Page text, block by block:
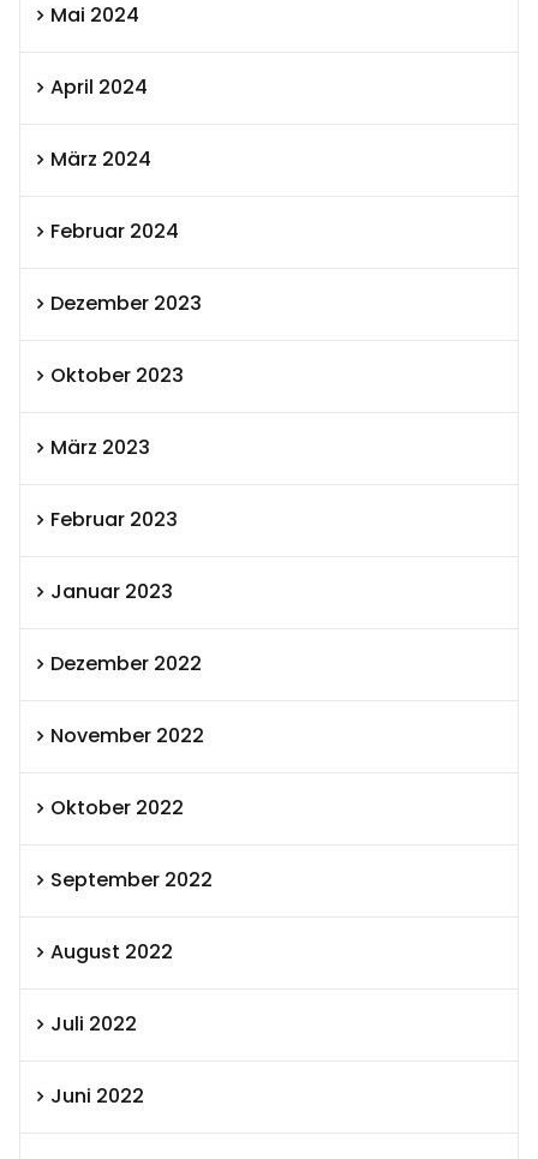
Mai 2024
April 2024
März 2024
Februar 2024
Dezember 2023
Oktober 2023
März 2023
Februar 2023
Januar 2023
Dezember 2022
November 2022
Oktober 2022
September 2022
August 2022
Juli 2022
Juni 2022